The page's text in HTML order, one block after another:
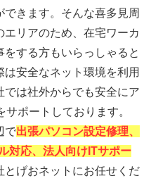
きます。そんな喜多見周
リアのため、在宅ワーカ
する方もいらっしゃると
安全なネット環境を利用
は社外からでも安全にア
ポートしております。
で出張パソコン設定修理、
対応、法人向けITサポー
とげおネットにお任せくだ